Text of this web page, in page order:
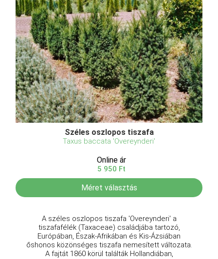
Széles oszlopos tiszafa
Taxus baccata 'Overeynderi'
Online ár
5 950 Ft
Méret választás
A széles oszlopos tiszafa 'Overeynderi' a
tiszafafélék (Taxaceae) családjába tartozó,
Európában, Észak-Afrikában és Kis-Ázsiában
őshonos közönséges tiszafa nemesített változata.
A fajtát 1860 körül találták Hollandiában,